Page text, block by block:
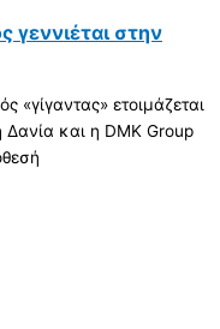
γεννιέται στην
«γίγαντας» ετοιμάζεται
και η DMK Group